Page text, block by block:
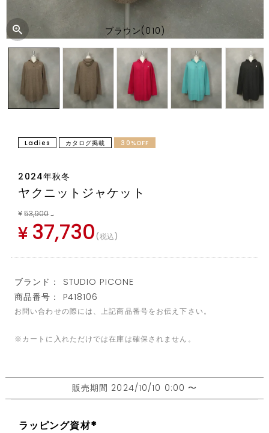
ブラウン(010)
Ladies カタログ掲載 30%OFF
2024年秋冬
ヤクニットジャケット
¥ 53,900 →
¥ 37,730 税込
ブランド： STUDIO PICONE
商品番号： P418106
お問い合わせの際には、上記商品番号をお伝え下さい。
※カートに入れただけでは在庫は確保されません。
販売期間 2024/10/10 0:00 〜
ラッピング資材